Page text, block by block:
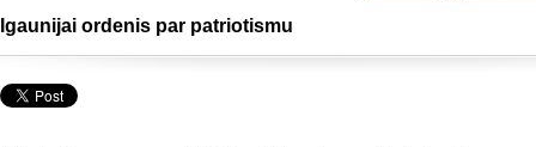
Igaunijai ordenis par patriotismu